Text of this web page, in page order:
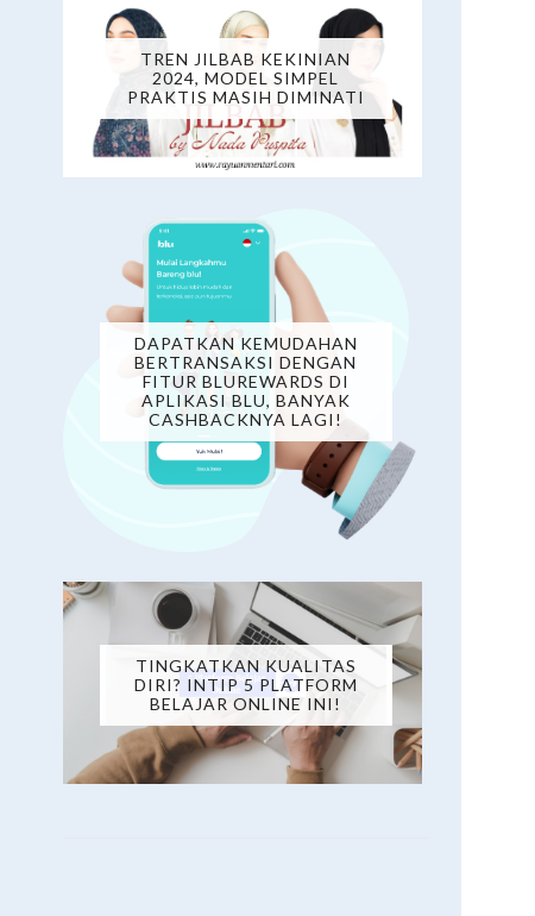
TREN JILBAB KEKINIAN
2024, MODEL SIMPEL
PRAKTIS MASIH DIMINATI
DAPATKAN KEMUDAHAN
BERTRANSAKSI DENGAN
FITUR BLUREWARDS DI
APLIKASI BLU, BANYAK
CASHBACKNYA LAGI!
TINGKATKAN KUALITAS
DIRI? INTIP 5 PLATFORM
BELAJAR ONLINE INI!